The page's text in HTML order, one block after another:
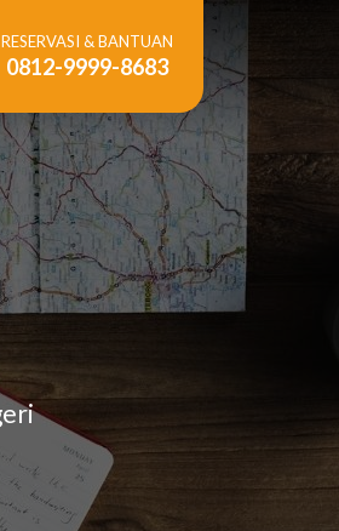
RESERVASI & BANTUAN
0812-9999-8683